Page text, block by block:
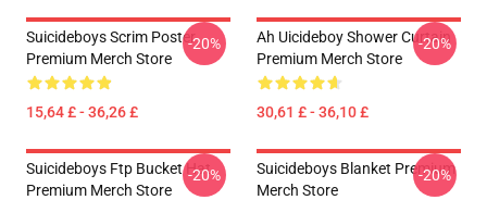
Suicideboys Scrim Poster
Premium Merch Store
15,64 £ - 36,26 £
-20%
Ah Uicideboy Shower Curtain
Premium Merch Store
30,61 £ - 36,10 £
-20%
Suicideboys Ftp Bucket Hat
Premium Merch Store
-20%
Suicideboys Blanket Premium
Merch Store
-20%